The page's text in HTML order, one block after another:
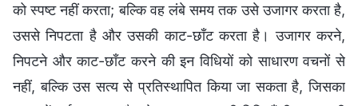
को स्पष्ट नहीं करता; बल्कि वह लंबे समय तक उसे उजागर करता है,
उससे निपटता है और उसकी काट-छाँट करता है। उजागर करने,
निपटने और काट-छाँट करने की इन विधियों को साधारण वचनों से
नहीं, बल्कि उस सत्य से प्रतिस्थापित किया जा सकता है, जिसका